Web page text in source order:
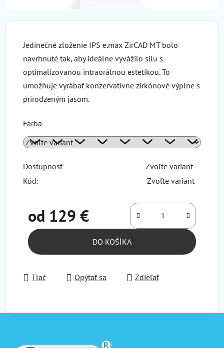
Jedinečné zloženie IPS e.max ZirCAD MT bolo
navrhnuté tak, aby ideálne vyvážilo silu s
optimalizovanou intraorálnou estetikou. To
umožňuje vyrábať konzervatívne zirkónové výplne s
prirodzeným jasom.
Farba
Dostupnosť
Zvoľte variant
Kód:
Zvoľte variant
od 129 €
Jednotková cena:
DO KOŠÍKA
Tlač Opýtať sa Zdieľať